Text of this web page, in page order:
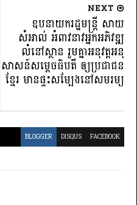
NEXT
ឧបនាយករដ្ឋមន្ត្រី សាយ
សំអាល់ អំពាវនាវអ្នកអភិវឌ្ឍ
លំនៅស្ថាន រួមគ្នាអនុវត្តអនុ
សាសន៍សម្តេចធិបតី ឲ្យប្រជាជន
ខ្មែរ មានផ្ទះសម្បែងនៅសមរម្យ
BLOGGER DISQUS FACEBOOK